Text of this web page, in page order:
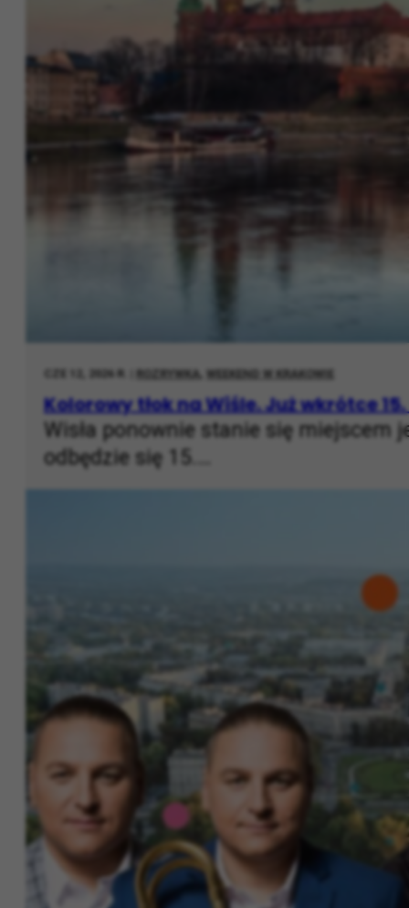
CZE 12, 2026 R. |ROZRYWKA ,WEEKEND W KRAKOWIE
Kolorowy tłok na Wiśle. Już wkrótce